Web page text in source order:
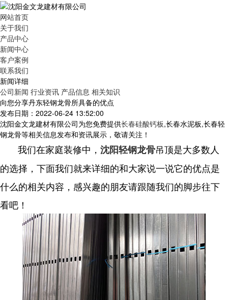
网站首页
关于我们
产品中心
新闻中心
客户案例
联系我们
新闻详细
公司新闻 行业资讯 产品信息 相关知识
向您分享丹东轻钢龙骨所具备的优点
发布日期：2022-06-24 13:52:00
沈阳金文龙建材有限公司为您免费提供长春硅酸钙板,长春水泥板,长春轻
钢龙骨等相关信息发布和资讯展示，敬请关注！
我们在家庭装修中， 沈阳轻钢龙骨吊顶是大多数人
的选择，下面我们就来详细的和大家说一说它的优点是
什么的相关内容，感兴趣的朋友请跟随我们的脚步往下
看吧！